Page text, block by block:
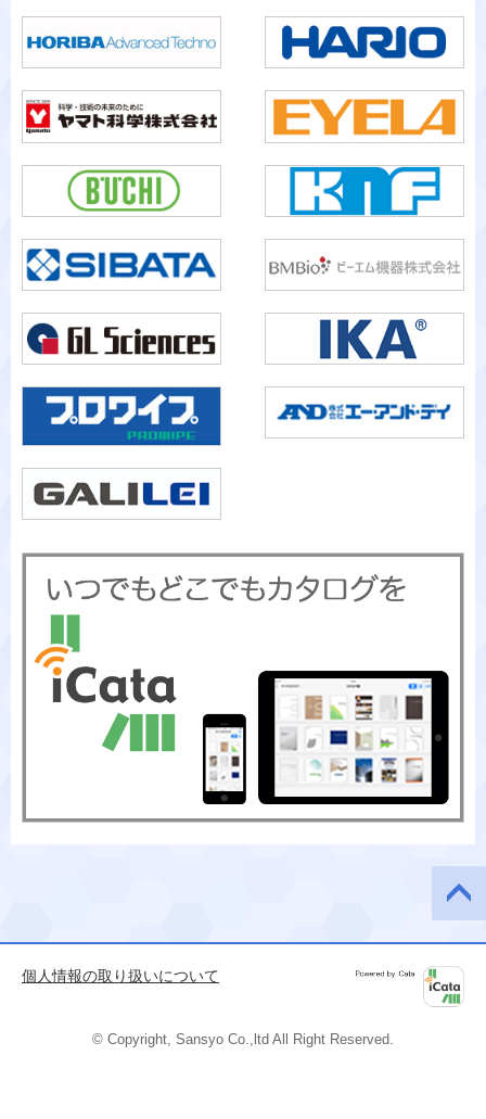
ージの
先頭へ
個人情報の取り扱いについて
© Copyright, Sansyo Co.,ltd All Right Reserved.
iCata